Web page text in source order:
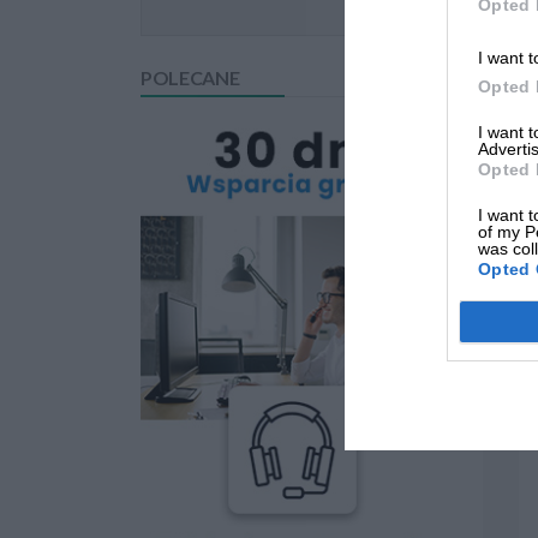
Opted
I want
Opted
I want
Opted
I want
of my
was
Opted
POLECANE